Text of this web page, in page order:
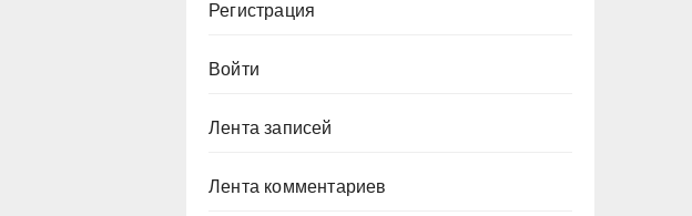
Регистрация
Войти
Лента записей
Лента комментариев